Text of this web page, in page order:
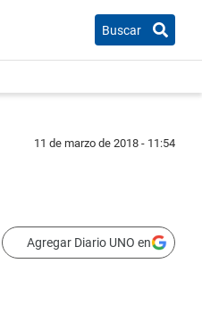
Buscar
11 de marzo de 2018 - 11:54
Agregar Diario UNO en